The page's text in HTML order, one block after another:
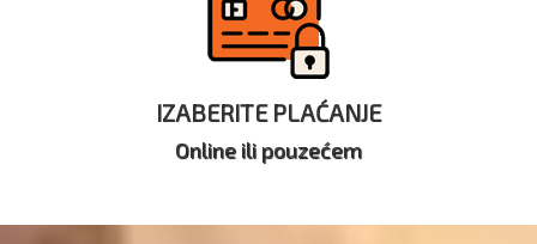
IZABERITE PLAĆANJE
Online ili pouzećem